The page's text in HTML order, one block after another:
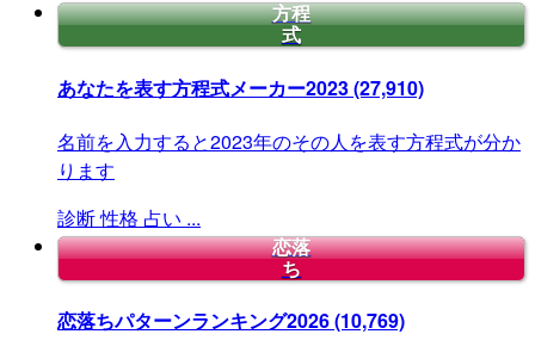
方程
式
あなたを表す方程式メーカー2023(27,910)
名前を入力すると2023年のその人を表す方程式が分か
ります
診断性格 占い ...
恋落
ち
恋落ちパターンランキング2026(10,769)